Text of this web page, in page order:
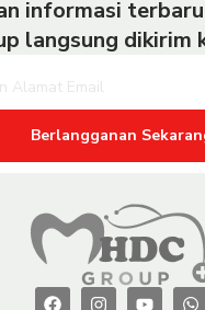
informasi
langsung dikirim
Berlangganan